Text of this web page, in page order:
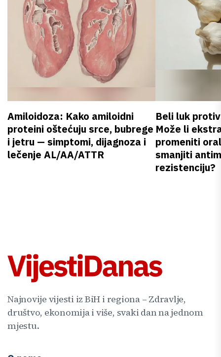
Amiloidoza: Kako amiloidni
proteini oštećuju srce, bubrege
i jetru — simptomi, dijagnoza i
lečenje AL/AA/ATTR
Beli luk
Može li
promeniti
smanjiti
rezistenciju?
Najnovije vijesti iz BiH i regiona – Zdravlje,
društvo, ekonomija i više, svaki dan na jednom
mjestu.